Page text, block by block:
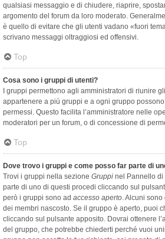
qualsiasi messaggio e di chiudere, riaprire,
argomento del forum da loro moderato.
è quello di evitare che gli utenti vadano «fuori
scrivano messaggi oltraggiosi ed offensivi.
Top
Cosa sono i gruppi di utenti?
I gruppi permettono agli amministratori di riunire
appartenere a più gruppi e a ogni gruppo
permessi. Questo facilita l’amministratore nelle
moderatori per un forum, o di concessione di
Top
Dove trovo i gruppi e come posso far parte di
Trovi i gruppi nella sezione Gruppi nel Pannello di
parte di uno di questi procedi cliccando sul
però i gruppi sono ad accesso aperto. Alcuni
dei membri nascosto. Se il gruppo è aperto, puoi
cliccando sul pulsante apposito. Dovrai ottenere
del gruppo, che potrebbe chiederti perché vuoi